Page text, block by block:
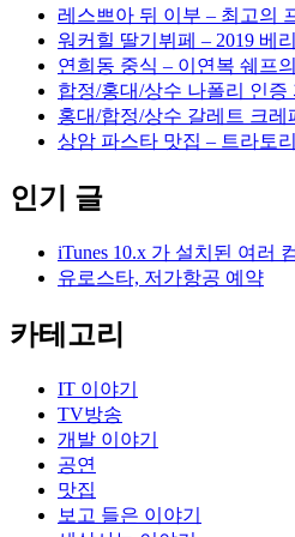
레스쁘아 뒤 이부 – 최고의
워커힐 딸기뷔페 – 2019 베
연희동 중식 – 이연복 쉐프
합정/홍대/상수 나폴리 인증
홍대/합정/상수 갈레트 크레
상암 파스타 맛집 – 트라토
인기 글
iTunes 10.x 가 설치된 여러
유로스타, 저가항공 예약
카테고리
IT 이야기
TV방송
개발 이야기
공연
맛집
보고 들은 이야기